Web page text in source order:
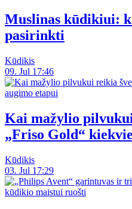
Muslinas kūdikiui:
pasirinkti
Kūdikis
09. Jul 17:46
Kai mažylio
„Friso Gold“
Kūdikis
03. Jul 17:29